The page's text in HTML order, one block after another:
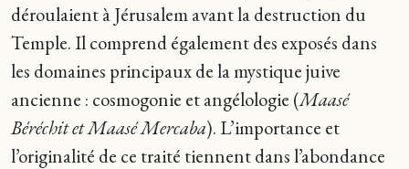
déroulaient à Jérusalem avant la destruction du
Temple. Il comprend également des exposés dans
les domaines principaux de la mystique juive
ancienne : cosmogonie et angélologie (Maasé
Béréchit et Maasé Mercaba). L’importance et
l’originalité de ce traité tiennent dans l’abondance